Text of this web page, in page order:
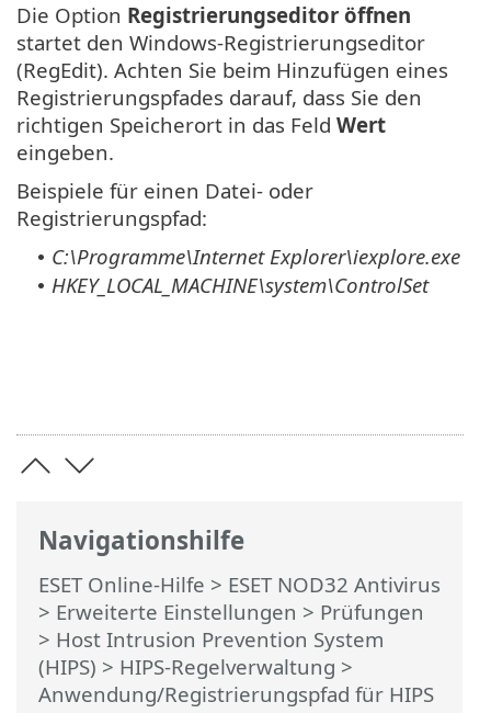
Navigationshilfe
ESET Online-Hilfe > ESET NOD32 Antivirus
> Erweiterte Einstellungen > Prüfungen
> Host Intrusion Prevention System
(HIPS) > HIPS-Regelverwaltung >
Anwendung/Registrierungspfad für HIPS
Die Option Registrierungseditor öffnen
startet den Windows-Registrierungseditor
(RegEdit). Achten Sie beim Hinzufügen eines
Registrierungspfades darauf, dass Sie den
richtigen Speicherort in das Feld Wert
eingeben.
Beispiele für einen Datei- oder
Registrierungspfad:
• C:\Programme\Internet Explorer\iexplore.exe
• HKEY_LOCAL_MACHINE\system\ControlSet